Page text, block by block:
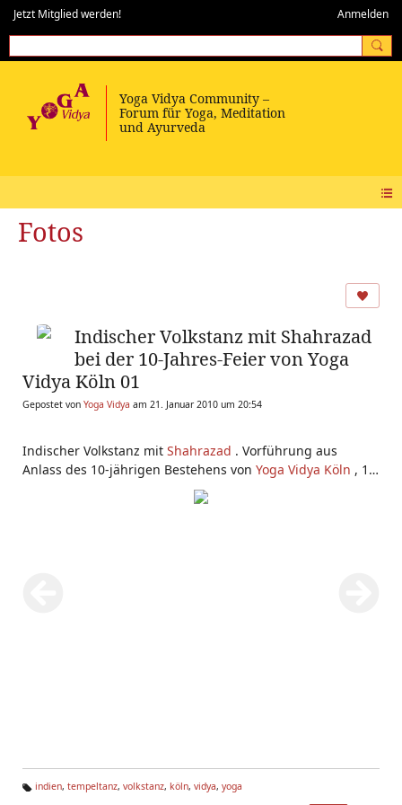
Jetzt Mitglied werden! Anmelden
Fotos
Indischer Volkstanz mit Shahrazad
bei der 10-Jahres-Feier von Yoga
Vidya Köln 01
Gepostet von Yoga Vidya am 21. Januar 2010 um 20:54
Indischer Volkstanz mit Shahrazad . Vorführung aus
Anlass des 10-jährigen Bestehens von Yoga Vidya Köln , 10.
Januar 2010. Shahrazad tanzt einen modernen
volkstümlichen Tanz, bei dem Mutter India verehrt wird.
indien, tempeltanz, volkstanz, köln, vidya, yoga